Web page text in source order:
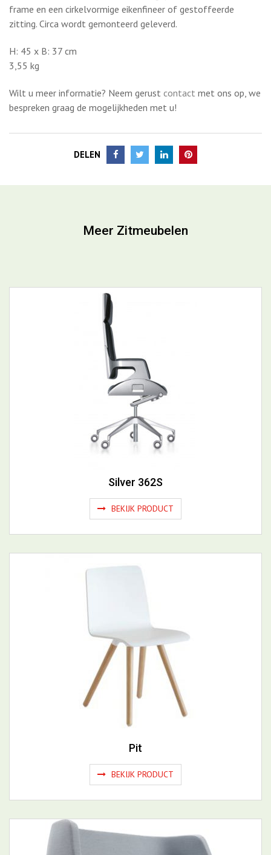
Wilt u meer informatie? Neem gerustcontactmet ons op, we
bespreken graag de mogelijkheden met u!
Meer Zitmeubelen
Silver 362S
BEKIJK PRODUCT
Pit
BEKIJK PRODUCT